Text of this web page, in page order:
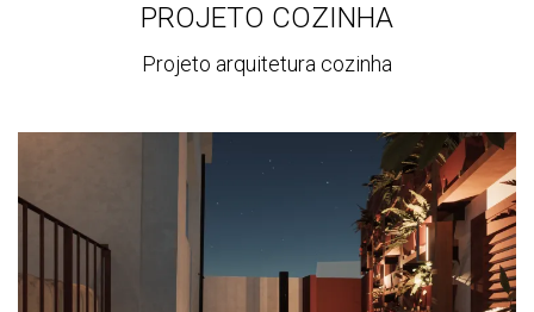
PROJETO COZINHA
Projeto arquitetura cozinha